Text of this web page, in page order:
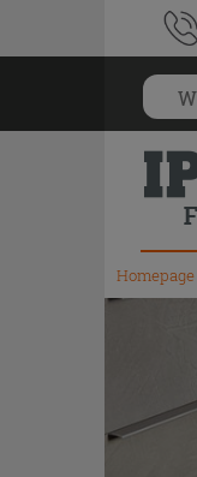
Homepage